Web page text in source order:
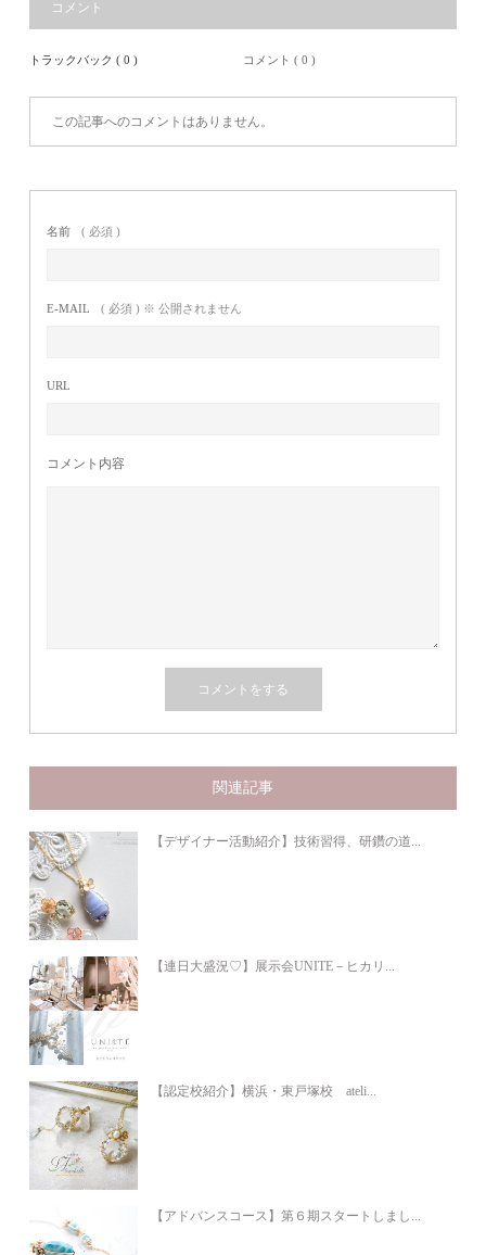
コメント
トラックバック ( 0 ) コメント ( 0 )
この記事へのコメントはありません。
名前 ( 必須 )
E-MAIL ( 必須 ) ※ 公開されません
URL
コメント内容
関連記事
【デザイナー活動紹介】技術習得、研鑽の道...
【連日大盛況♡】展示会UNITE－ヒカリ...
【認定校紹介】横浜・東戸塚校 ateli...
【アドバンスコース】第６期スタートしまし...